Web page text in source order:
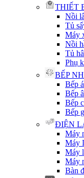
THIẾT
Nồi
Tủ
Máy
Nồi
Tủ
Phụ
BẾP
Bếp
Bếp
Bếp
Bếp
ĐIỆN
Máy
Máy
Máy
Máy
Bàn